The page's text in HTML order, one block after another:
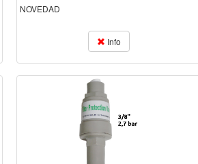
NOVEDAD
Info